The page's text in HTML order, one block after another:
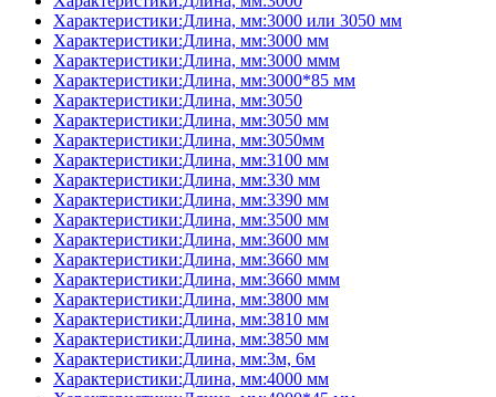
Характеристики:Длина, мм:3000 или 3050 мм
Характеристики:Длина, мм:3000 мм
Характеристики:Длина, мм:3000 ммм
Характеристики:Длина, мм:3000*85 мм
Характеристики:Длина, мм:3050
Характеристики:Длина, мм:3050 мм
Характеристики:Длина, мм:3050мм
Характеристики:Длина, мм:3100 мм
Характеристики:Длина, мм:330 мм
Характеристики:Длина, мм:3390 мм
Характеристики:Длина, мм:3500 мм
Характеристики:Длина, мм:3600 мм
Характеристики:Длина, мм:3660 мм
Характеристики:Длина, мм:3660 ммм
Характеристики:Длина, мм:3800 мм
Характеристики:Длина, мм:3810 мм
Характеристики:Длина, мм:3850 мм
Характеристики:Длина, мм:3м, 6м
Характеристики:Длина, мм:4000 мм